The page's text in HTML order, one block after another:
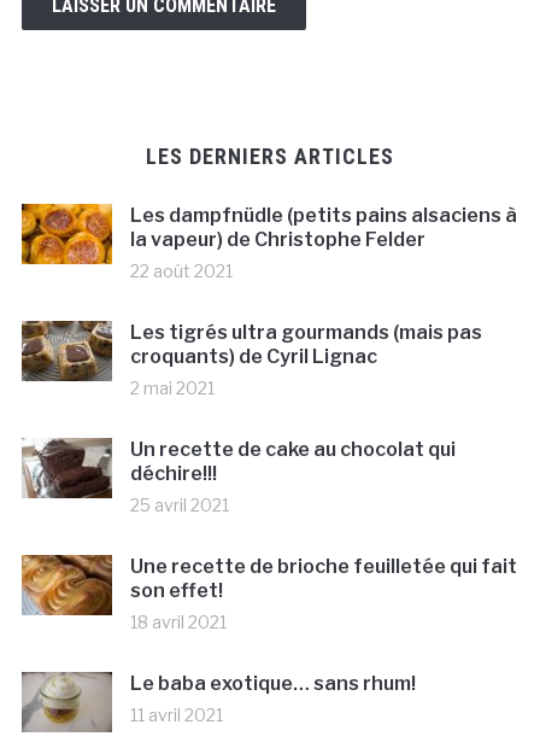
LES DERNIERS ARTICLES
Les dampfnüdle (petits pains alsaciens à
la vapeur) de Christophe Felder
22 août 2021
Les tigrés ultra gourmands (mais pas
croquants) de Cyril Lignac
2 mai 2021
Un recette de cake au chocolat qui
déchire!!!
25 avril 2021
Une recette de brioche feuilletée qui fait
son effet!
18 avril 2021
Le baba exotique… sans rhum!
11 avril 2021